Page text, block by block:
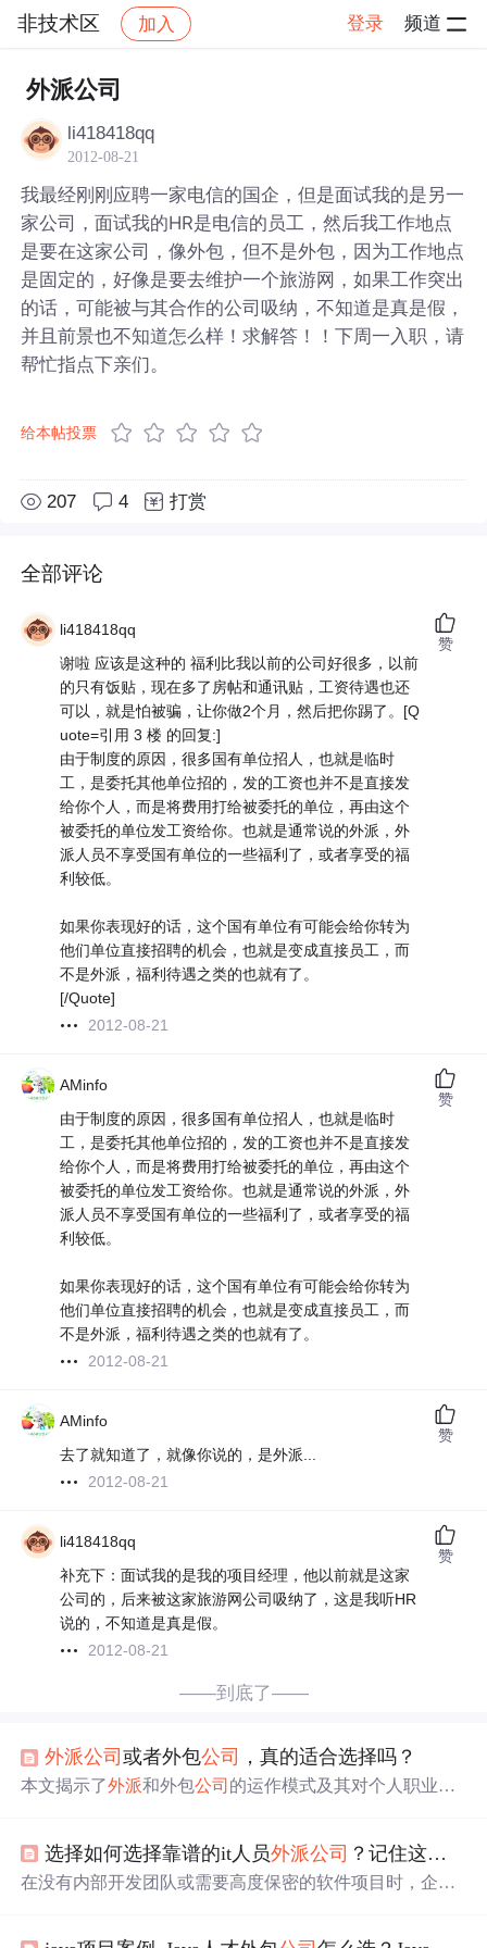
非技术区 加入 登录 频道
社区 非技术区
外派公司
li418418qq
2012-08-21
我最经刚刚应聘一家电信的国企，但是面试我的是另一
家公司，面试我的HR是电信的员工，然后我工作地点
是要在这家公司，像外包，但不是外包，因为工作地点
是固定的，好像是要去维护一个旅游网，如果工作突出
的话，可能被与其合作的公司吸纳，不知道是真是假，
并且前景也不知道怎么样！求解答！！下周一入职，请
帮忙指点下亲们。
给本帖投票
207 4 打赏
全部评论
li418418qq
谢啦 应该是这种的 福利比我以前的公司好很多，以前
的只有饭贴，现在多了房帖和通讯贴，工资待遇也还
可以，就是怕被骗，让你做2个月，然后把你踢了。[Q
uote=引用 3 楼 的回复:]
由于制度的原因，很多国有单位招人，也就是临时
工，是委托其他单位招的，发的工资也并不是直接发
给你个人，而是将费用打给被委托的单位，再由这个
被委托的单位发工资给你。也就是通常说的外派，外
派人员不享受国有单位的一些福利了，或者享受的福
利较低。
如果你表现好的话，这个国有单位有可能会给你转为
他们单位直接招聘的机会，也就是变成直接员工，而
不是外派，福利待遇之类的也就有了。
[/Quote]
2012-08-21
赞
AMinfo
由于制度的原因，很多国有单位招人，也就是临时
工，是委托其他单位招的，发的工资也并不是直接发
给你个人，而是将费用打给被委托的单位，再由这个
被委托的单位发工资给你。也就是通常说的外派，外
派人员不享受国有单位的一些福利了，或者享受的福
利较低。
如果你表现好的话，这个国有单位有可能会给你转为
他们单位直接招聘的机会，也就是变成直接员工，而
不是外派，福利待遇之类的也就有了。
2012-08-21
赞
AMinfo
去了就知道了，就像你说的，是外派...
2012-08-21
赞
li418418qq
补充下：面试我的是我的项目经理，他以前就是这家
公司的，后来被这家旅游网公司吸纳了，这是我听HR
说的，不知道是真是假。
2012-08-21
赞
——到底了——
外派公司或者外包公司 ，真的适合选择吗？
本文揭示了外派和外包公司 的运作模式及其对个人职业发
选择如何选择靠谱的it人员外派公司 ？记住这几点
在没有内部开发团队或需要高度保密的软件项目时，企业